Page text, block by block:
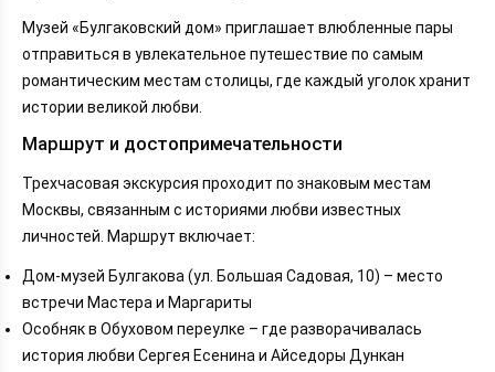
Музей «Булгаковский дом» приглашает влюбленные пары
отправиться в увлекательное путешествие по самым
романтическим местам столицы, где каждый уголок хранит
истории великой любви.
Маршрут и достопримечательности
Трехчасовая экскурсия проходит по знаковым местам
Москвы, связанным с историями любви известных
личностей. Маршрут включает:
Дом-музей Булгакова (ул. Большая Садовая, 10) – место
встречи Мастера и Маргариты
Особняк в Обуховом переулке – где разворачивалась
история любви Сергея Есенина и Айседоры Дункан